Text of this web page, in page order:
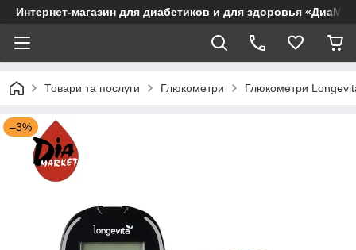
Интернет-магазин для диабетиков и для здоровья
Товари та послуги Глюкометри Глюкометри
–3%